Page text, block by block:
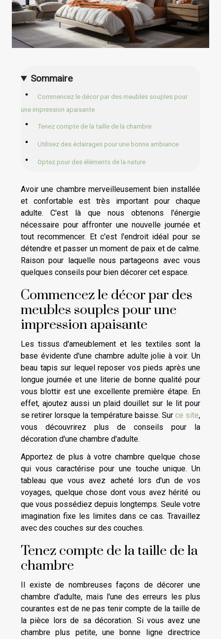
Sommaire
Commencez le décor par des meubles souples pour
une impression apaisante
Tenez compte de la taille de la chambre
Utilisez des éclairages pour une bonne ambiance
Optez pour des éléments de la nature
Avoir une chambre merveilleusement bien installée
et confortable est très important pour chaque
adulte. C'est là que nous obtenons l'énergie
nécessaire pour affronter une nouvelle journée et
tout recommencer. Et c'est l'endroit idéal pour se
détendre et passer un moment de paix et de calme.
Raison pour laquelle nous partageons avec vous
quelques conseils pour bien décorer cet espace.
Commencez le décor par des
meubles souples pour une
impression apaisante
Les tissus d'ameublement et les textiles sont la
base évidente d'une chambre adulte jolie à voir. Un
beau tapis sur lequel reposer vos pieds après une
longue journée et une literie de bonne qualité pour
vous blottir est une excellente première étape. En
effet, ajoutez aussi un plaid douillet sur le lit pour
se retirer lorsque la température baisse. Sur ce site,
vous découvrirez plus de conseils pour la
décoration d'une chambre d'adulte.
Apportez de plus à votre chambre quelque chose
qui vous caractérise pour une touche unique. Un
tableau que vous avez acheté lors d'un de vos
voyages, quelque chose dont vous avez hérité ou
que vous possédiez depuis longtemps. Seule votre
imagination fixe les limites dans ce cas. Travaillez
avec des couches sur des couches.
Tenez compte de la taille de la
chambre
Il existe de nombreuses façons de décorer une
chambre d'adulte, mais l'une des erreurs les plus
courantes est de ne pas tenir compte de la taille de
la pièce lors de sa décoration. Si vous avez une
chambre plus petite, une bonne ligne directrice